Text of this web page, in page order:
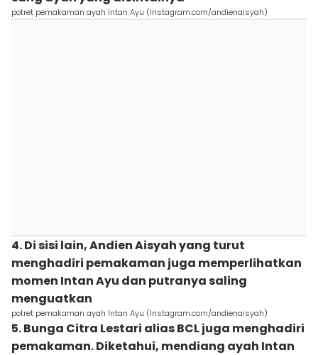
potret pemakaman ayah Intan Ayu (Instagram.com/andienaisyah)
4. Di sisi lain, Andien Aisyah yang turut
menghadiri pemakaman juga memperlihatkan
momen Intan Ayu dan putranya saling
menguatkan
potret pemakaman ayah Intan Ayu (Instagram.com/andienaisyah)
5. Bunga Citra Lestari alias BCL juga menghadiri
pemakaman. Diketahui, mendiang ayah Intan